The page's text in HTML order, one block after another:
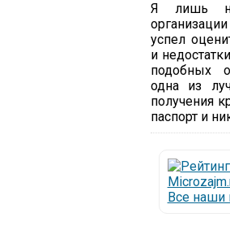
Я лишь
успел
и
подобных
одна из
получения
паспорт и
Все